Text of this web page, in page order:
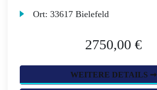
Ort:33617 Bielefeld
2750,00 €
WEITERE DETAILS ➞